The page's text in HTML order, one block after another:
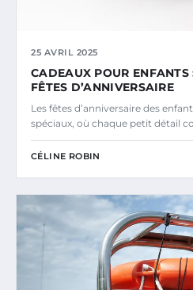
25 AVRIL 2025
CADEAUX POUR ENFANTS
FÊTES D’ANNIVERSAIRE
Les fêtes d’anniversaire des
spéciaux, où chaque petit détail
CÉLINE ROBIN